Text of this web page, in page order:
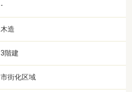
-
木造
3階建
市街化区域